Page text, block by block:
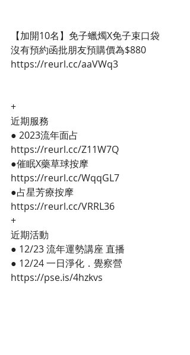
【加開10名】免子蠟燭X免子束口袋
沒有預約函批朋友預購價為$880
https://reurl.cc/aaVWq3
+
近期服務
● 2023流年面占
https://reurl.cc/Z11W7Q
●催眠X藥草球按摩
https://reurl.cc/WqqGL7
●占星芳療按摩
https://reurl.cc/VRRL36
+
近期活動
● 12/23 流年運勢講座 直播
● 12/24 一日淨化．覺察營
https://pse.is/4hzkvs